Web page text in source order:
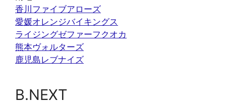
香川ファイブアローズ
愛媛オレンジバイキングス
ライジングゼファーフクオカ
熊本ヴォルターズ
鹿児島レブナイズ
B.NEXT